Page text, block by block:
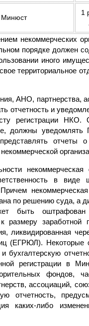
Минюст
1
некоммерческих
порядке должен
иного
территориальное
АНО, партнерства,
отчетность и
регистрации НКО.
должны
отчеты о
в
по решению суда, а
быть
размеру заработной
ликвидированная
(ЕГРЮЛ). Некоторые
регистрации в
фондов,
ассоциаций,
отчетность,
каких-либо